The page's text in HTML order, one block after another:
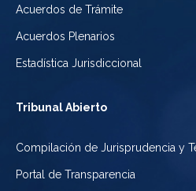
Acuerdos de Trámite
Acuerdos Plenarios
Estadística Jurisdiccional
Tribunal Abierto
Compilación de Jurisprudencia y
Portal de Transparencia